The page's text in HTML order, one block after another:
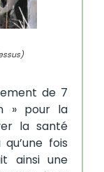
de 7
» pour la
la santé
fois
ainsi une